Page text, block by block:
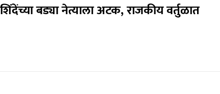
बड्या नेत्याला अटक, राजकीय वर्तुळात